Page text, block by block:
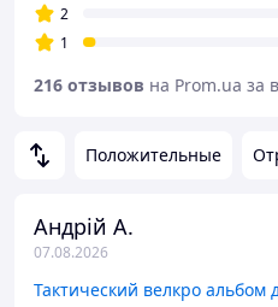
Положительные
Андрій А.
07.08.2026
2
1
216 отзывов на Prom.ua за